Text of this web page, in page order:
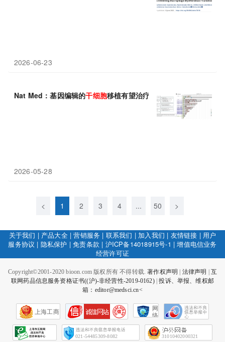
2026-06-23
Nat Med：基因编辑的干细胞移植有望治疗人类恶性血液癌症！
2026-05-28
< 1 2 3 4 ... 50 >
关于我们 | 产品大全|营销服务 | 联系我们 | 加入我们 | 友情链接 | 用户
服务协议 | 隐私保护 |免责条款 | 沪ICP备14018915号-1 |增值电信业务
经营许可证
Copyright©2001-2020 bioon.com 版权所有 不得转载.著作权声明 法律声明
互
联网药品信息服务资格证书((沪)-非经营性-2019-0162)|投诉、举报、维权邮
箱：editor@medsci.cn<
上海工商
网
络
会
征
021-54485309-8082 31010402000321